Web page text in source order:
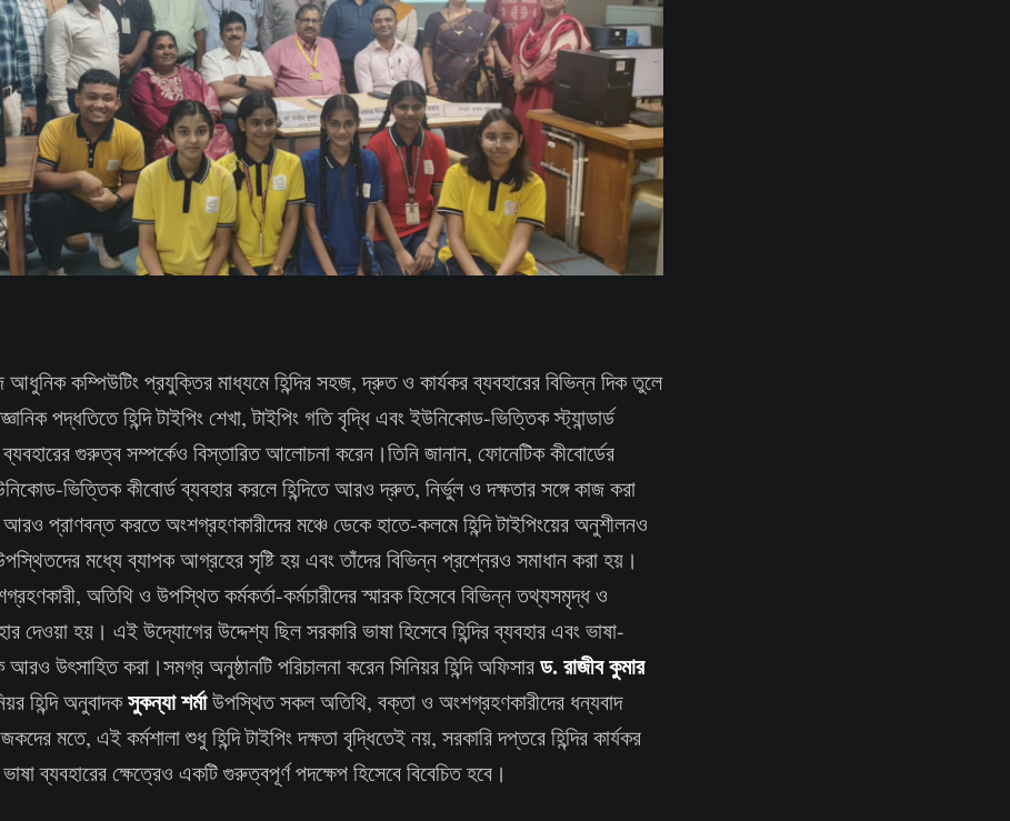
আধুনিক কম্পিউটিং প্রযুক্তির মাধ্যমে হিন্দির সহজ, দ্রুত ও কার্যকর ব্যবহারের বিভিন্ন দিক তুলে
পদ্ধতিতে হিন্দি টাইপিং শেখা, টাইপিং গতি বৃদ্ধি এবং ইউনিকোড-ভিত্তিক স্ট্যান্ডার্ড
ব্যবহারের গুরুত্ব সম্পর্কেও বিস্তারিত আলোচনা করেন।তিনি জানান, ফোনেটিক কীবোর্ডের
ভিত্তিক কীবোর্ড ব্যবহার করলে হিন্দিতে আরও দ্রুত, নির্ভুল ও দক্ষতার সঙ্গে কাজ করা
প্রাণবন্ত করতে অংশগ্রহণকারীদের মঞ্চে ডেকে হাতে-কলমে হিন্দি টাইপিংয়ের অনুশীলনও
মধ্যে ব্যাপক আগ্রহের সৃষ্টি হয় এবং তাঁদের বিভিন্ন প্রশ্নেরও সমাধান করা হয়।
অতিথি ও উপস্থিত কর্মকর্তা-কর্মচারীদের স্মারক হিসেবে বিভিন্ন তথ্যসমৃদ্ধ ও
দেওয়া হয়। এই উদ্যোগের উদ্দেশ্য ছিল সরকারি ভাষা হিসেবে হিন্দির ব্যবহার এবং ভাষা-
আরও উৎসাহিত করা।সমগ্র অনুষ্ঠানটি পরিচালনা করেন সিনিয়র হিন্দি অফিসারড. রাজীব কুমার
হিন্দি অনুবাদকসুকন্যা শর্মাউপস্থিত সকল অতিথি, বক্তা ও অংশগ্রহণকারীদের ধন্যবাদ
মতে, এই কর্মশালা শুধু হিন্দি টাইপিং দক্ষতা বৃদ্ধিতেই নয়, সরকারি দপ্তরে হিন্দির কার্যকর
ব্যবহারের ক্ষেত্রেও একটি গুরুত্বপূর্ণ পদক্ষেপ হিসেবে বিবেচিত হবে।